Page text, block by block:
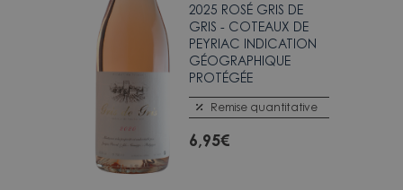
2025 ROSÉ GRIS DE
GRIS - COTEAUX DE
PEYRIAC INDICATION
GÉOGRAPHIQUE
PROTÉGÉE
Remise quantitative
6,95€